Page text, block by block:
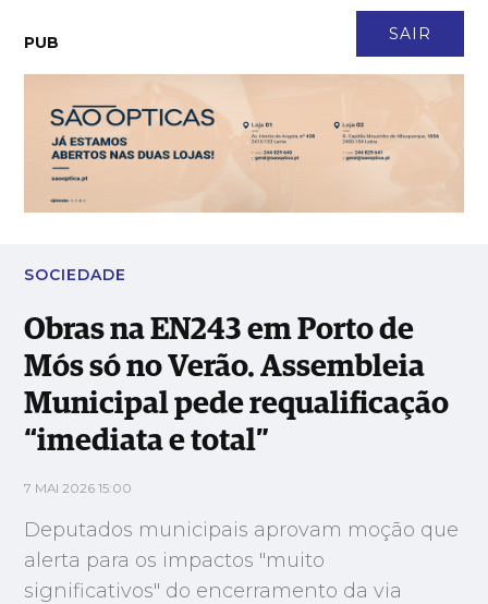
SAIR
PUB
Obras na EN243 em Porto de Mós só no Verão. Assembleia
Municipal pede requalificação “imediata e total”
SOCIEDADE
Obras na EN243 em Porto de
Mós só no Verão. Assembleia
Municipal pede requalificação
“imediata e total”
7 MAI 2026 15:00
Deputados municipais aprovam moção que
alerta para os impactos "muito
significativos" do encerramento da via